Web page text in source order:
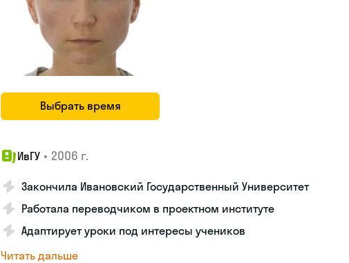
Выбрать время
ИвГУ • 2006 г.
Закончила Ивановский Государственный Университет
Работала переводчиком в проектном институте
Адаптирует уроки под интересы учеников
Читать дальше